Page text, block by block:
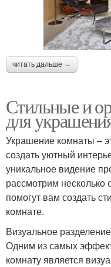
читать дальше →
Стильные и
для
Украшение комнаты –
создать уютный
уникальное видение
рассмотрим несколько
помогут вам создать
комнате.
Визуальное
Одним из самых
комнату является